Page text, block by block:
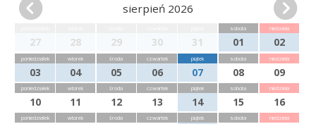
sierpień 2026
27 28 29 30 31
sobota
01
niedziela
02
poniedziałek
03
wtorek
04
środa
05
czwartek
06
piątek
07
sobota
08
niedziela
09
poniedziałek
10
wtorek
11
środa
12
czwartek
13
piątek
14
sobota
15
niedziela
16
poniedziałek wtorek środa czwartek piątek sobota niedziela